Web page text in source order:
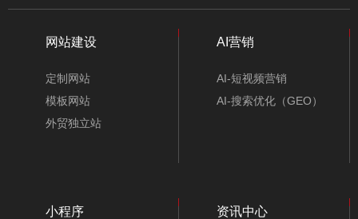
网站建设
定制网站
模板网站
外贸独立站
AI营销
AI-短视频营销
AI-搜索优化（GEO）
小程序 资讯中心